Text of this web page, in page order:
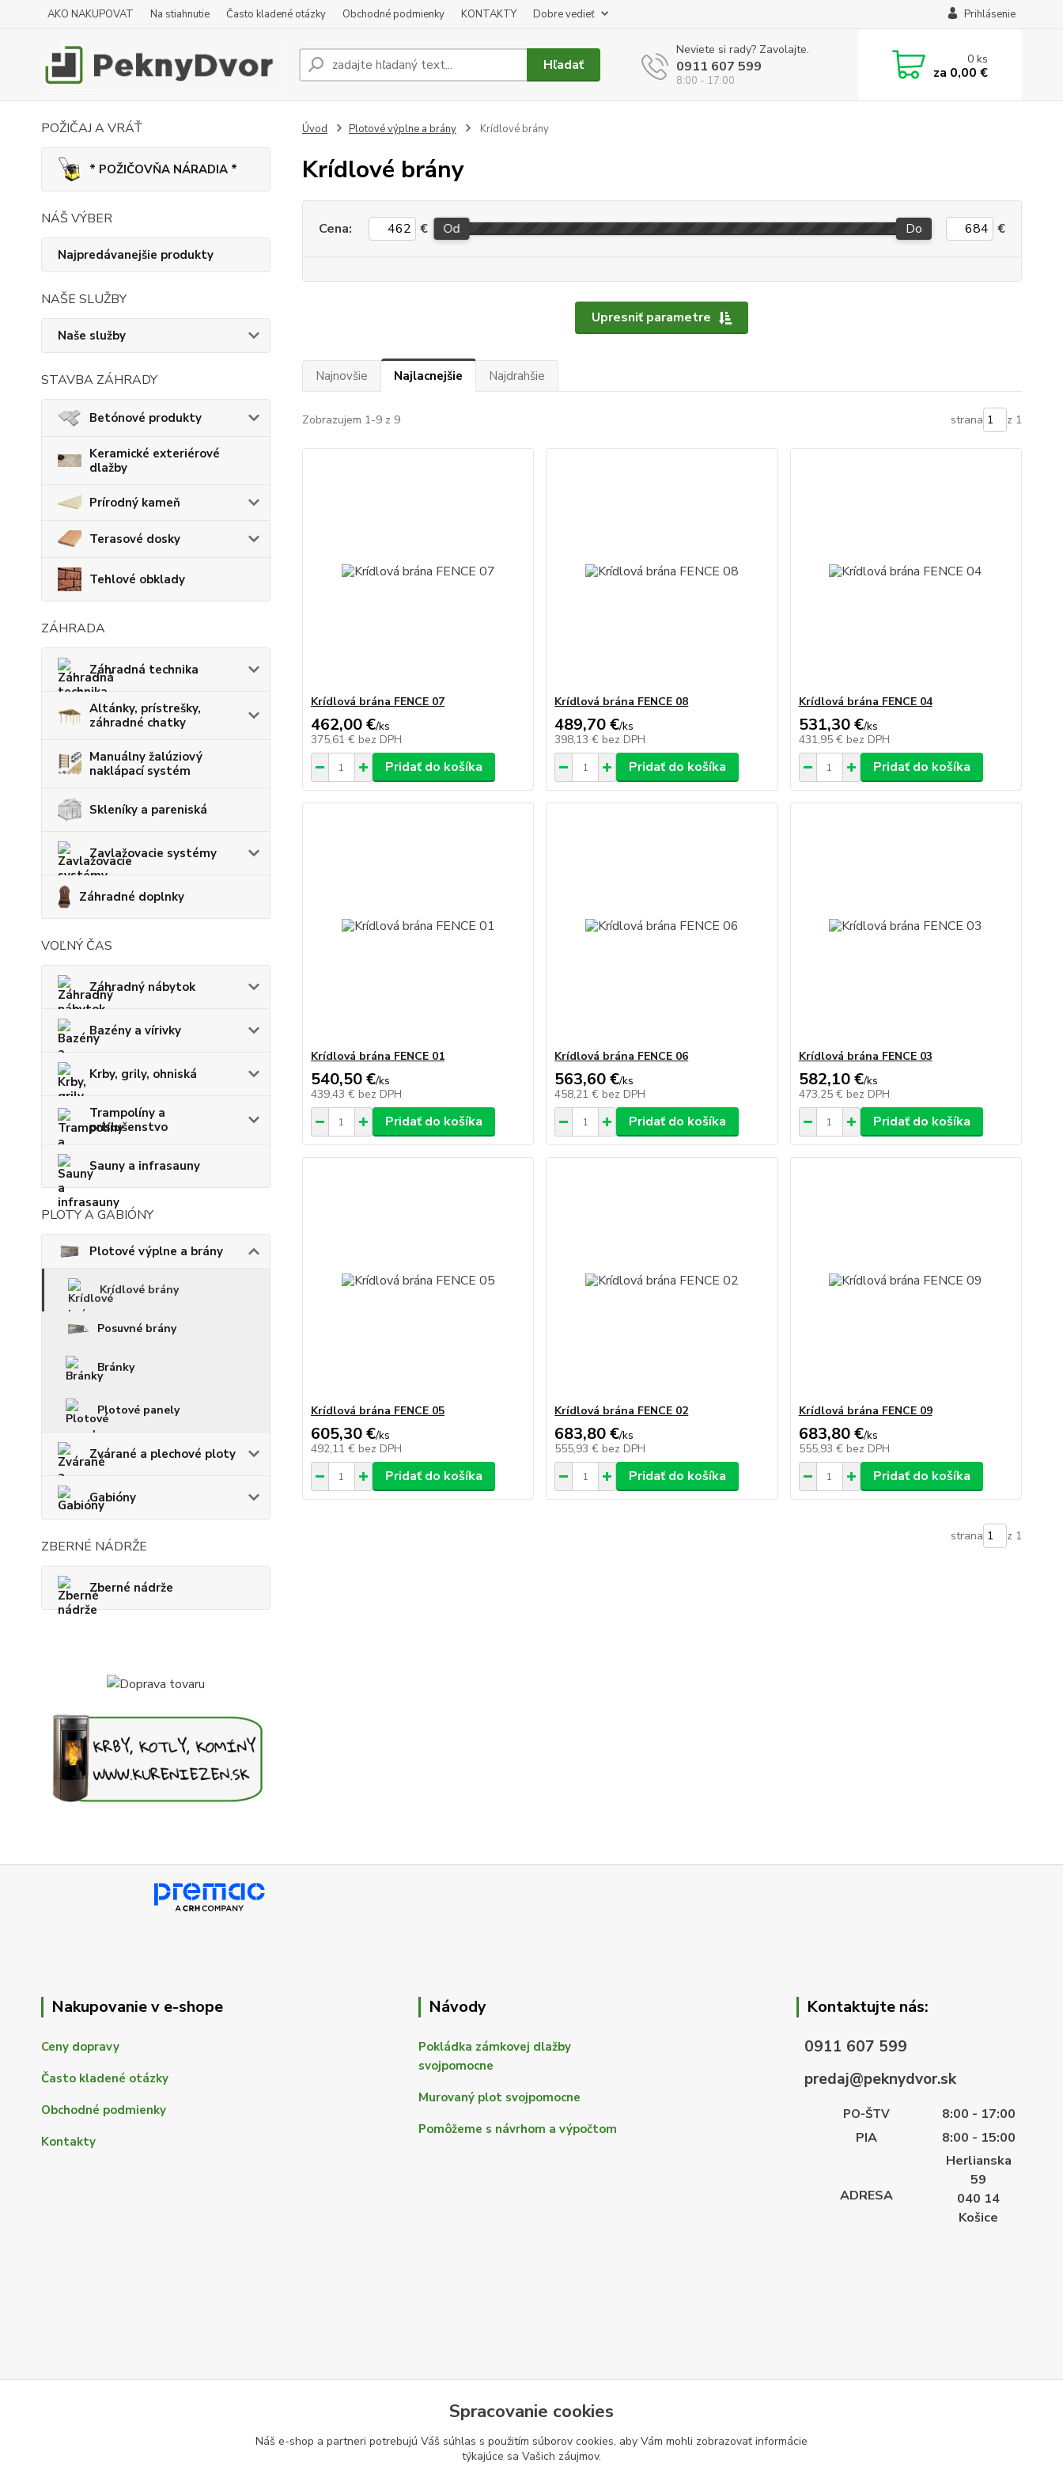
AKO NAKUPOVAT Na stiahnutie Často kladené otázky Obchodné podmienky KONTAKTY Dobre vedieť Prihlásenie
Hľadať
Neviete si rady? Zavolajte.
0911 607 599
8:00 - 17:00
0ks
za 0,00 €
POŽIČAJ A VRÁŤ
* POŽIČOVŇA NÁRADIA *
NÁŠ VÝBER
Najpredávanejšie produkty
NAŠE SLUŽBY
Naše služby
STAVBA ZÁHRADY
Betónové produkty
Keramické exteriérové
dlažby
Prírodný kameň
Terasové dosky
Tehlové obklady
ZÁHRADA
Záhradná technika
Altánky, prístrešky,
záhradné chatky
Manuálny žalúziový
naklápací systém
Skleníky a pareniská
Zavlažovacie systémy
Záhradné doplnky
VOĽNÝ ČAS
Záhradný nábytok
Bazény a vírivky
Krby, grily, ohniská
Trampolíny a
príslušenstvo
Sauny a infrasauny
PLOTY A GABIÓNY
Plotové výplne a brány
Krídlové brány
Posuvné brány
Bránky
Plotové panely
Zvárané a plechové ploty
Gabióny
ZBERNÉ NÁDRŽE
Zberné nádrže
Úvod Plotové výplne a brány Krídlové brány
Krídlové brány
Upresniť parametre
Cena: € Od Do €
Najnovšie Najlacnejšie Najdrahšie
Zobrazujem 1-9 z 9 strana z 1
Krídlová brána FENCE 07
462,00 €/ks
375,61 € bez DPH
Pridať do košíka
Krídlová brána FENCE 08
489,70 €/ks
398,13 € bez DPH
Pridať do košíka
Krídlová brána FENCE 04
531,30 €/ks
431,95 € bez DPH
Pridať do košíka
Krídlová brána FENCE 01
540,50 €/ks
439,43 € bez DPH
Pridať do košíka
Krídlová brána FENCE 06
563,60 €/ks
458,21 € bez DPH
Pridať do košíka
Krídlová brána FENCE 03
582,10 €/ks
473,25 € bez DPH
Pridať do košíka
Krídlová brána FENCE 05
605,30 €/ks
492,11 € bez DPH
Pridať do košíka
Krídlová brána FENCE 02
683,80 €/ks
555,93 € bez DPH
Pridať do košíka
Krídlová brána FENCE 09
683,80 €/ks
555,93 € bez DPH
Pridať do košíka
strana z 1
Nakupovanie v e-shope
Ceny dopravy
Často kladené otázky
Obchodné podmienky
Kontakty
Návody
Pokládka zámkovej dlažby
svojpomocne
Murovaný plot svojpomocne
Pomôžeme s návrhom a výpočtom
Kontaktujte nás:
0911 607 599
predaj@peknydvor.sk
PO-ŠTV
8:00 - 17:00
PIA
8:00 - 15:00
ADRESA
Herlianska
59
040 14
Košice
Spracovanie cookies
Náš e-shop a partneri potrebujú Váš súhlas s použitím súborov cookies, aby Vám mohli zobrazovať informácie
týkajúce sa Vašich záujmov.